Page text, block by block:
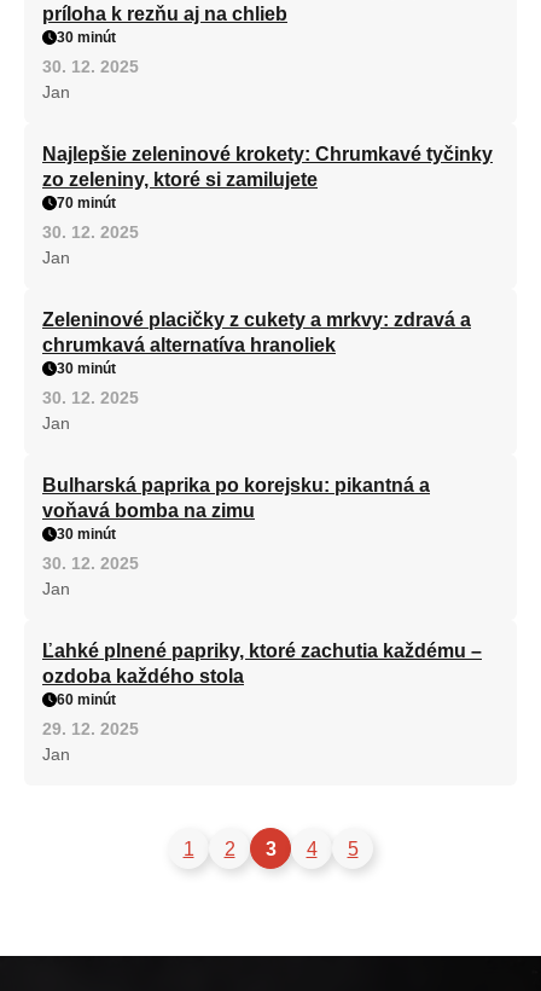
príloha k rezňu aj na chlieb
30 minút
30. 12. 2025
Jan
Najlepšie zeleninové krokety: Chrumkavé tyčinky
zo zeleniny, ktoré si zamilujete
70 minút
30. 12. 2025
Jan
Zeleninové placičky z cukety a mrkvy: zdravá a
chrumkavá alternatíva hranoliek
30 minút
30. 12. 2025
Jan
Bulharská paprika po korejsku: pikantná a
voňavá bomba na zimu
30 minút
30. 12. 2025
Jan
Ľahké plnené papriky, ktoré zachutia každému –
ozdoba každého stola
60 minút
29. 12. 2025
Jan
1 2 3 4 5